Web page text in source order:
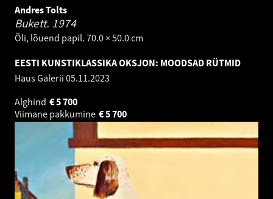
Andres Tolts
Bukett. 1974
Õli, lõuend papil. 70.0 × 50.0 cm
EESTI KUNSTIKLASSIKA OKSJON: MOODSAD RÜTMID
Haus Galerii 05.11.2023
Alghind
5 700
€
Viimane pakkumine
5 700
€